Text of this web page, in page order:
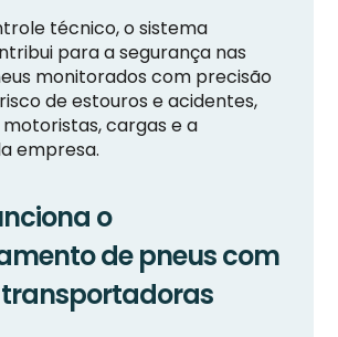
técnico, o sistema
para a segurança nas
monitorados com precisão
de estouros e acidentes,
cargas e a
empresa.
o
de pneus com
transportadoras